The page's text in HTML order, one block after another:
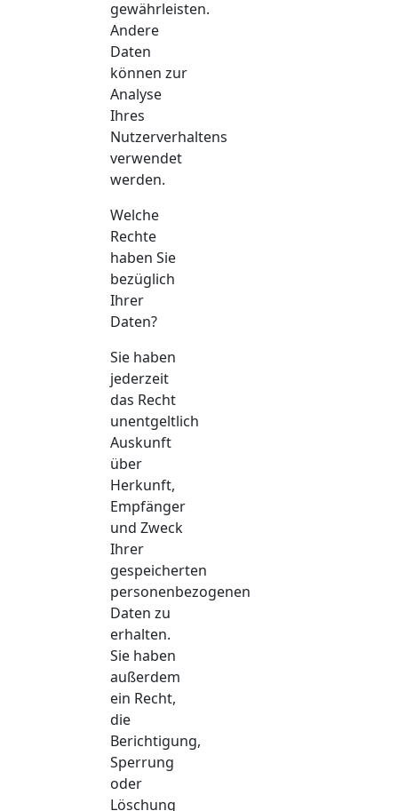
gewährleisten.
Andere
Daten
können zur
Analyse
Ihres
Nutzerverhaltens
verwendet
werden.
Welche
Rechte
haben Sie
bezüglich
Ihrer
Daten?
Sie haben
jederzeit
das Recht
unentgeltlich
Auskunft
über
Herkunft,
Empfänger
und Zweck
Ihrer
gespeicherten
personenbezogenen
Daten zu
erhalten.
Sie haben
außerdem
ein Recht,
die
Berichtigung,
Sperrung
oder
Löschung